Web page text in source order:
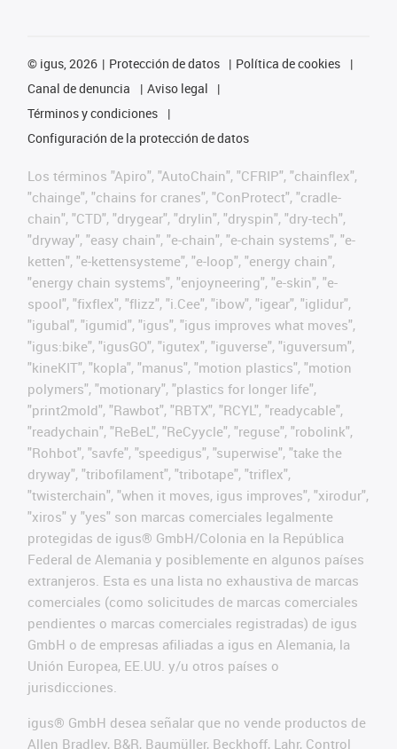
© igus, 2026 Protección de datos
Política de cookies
Canal de denuncia
Aviso legal
Términos y condiciones
Configuración de la protección de datos
Los términos "Apiro", "AutoChain", "CFRIP", "chainflex",
"chainge", "chains for cranes", "ConProtect", "cradle-
chain", "CTD", "drygear", "drylin", "dryspin", "dry-tech",
"dryway", "easy chain", "e-chain", "e-chain systems", "e-
ketten", "e-kettensysteme", "e-loop", "energy chain",
"energy chain systems", "enjoyneering", "e-skin", "e-
spool", "fixflex", "flizz", "i.Cee", "ibow", "igear", "iglidur",
"igubal", "igumid", "igus", "igus improves what moves",
"igus:bike", "igusGO", "igutex", "iguverse", "iguversum",
"kineKIT", "kopla", "manus", "motion plastics", "motion
polymers", "motionary", "plastics for longer life",
"print2mold", "Rawbot", "RBTX", "RCYL", "readycable",
"readychain", "ReBeL", "ReCyycle", "reguse", "robolink",
"Rohbot", "savfe", "speedigus", "superwise", "take the
dryway", "tribofilament", "tribotape", "triflex",
"twisterchain", "when it moves, igus improves", "xirodur",
"xiros" y "yes" son marcas comerciales legalmente
protegidas de igus® GmbH/Colonia en la República
Federal de Alemania y posiblemente en algunos países
extranjeros. Esta es una lista no exhaustiva de marcas
comerciales (como solicitudes de marcas comerciales
pendientes o marcas comerciales registradas) de igus
GmbH o de empresas afiliadas a igus en Alemania, la
Unión Europea, EE.UU. y/u otros países o
jurisdicciones.
igus® GmbH desea señalar que no vende productos de
Allen Bradley, B&R, Baumüller, Beckhoff, Lahr, Control